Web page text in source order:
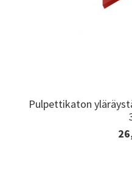
Pulpettikaton
Pulpettikaton
Lisätiedot